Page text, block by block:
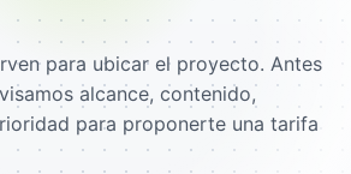
para ubicar el proyecto. Antes
alcance, contenido,
para proponerte una tarifa